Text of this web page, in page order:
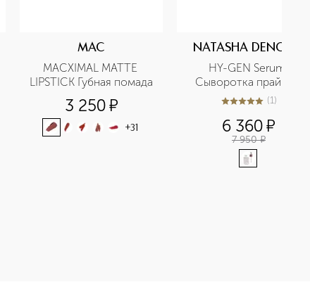
MAC
MACXIMAL MATTE
LIPSTICK Губная помада
3 250¤
+31
NATASHA DENONA
HY-GEN Serum
Сыворотка праймер
5из 51 (1)
6 360¤
7 950 ¤